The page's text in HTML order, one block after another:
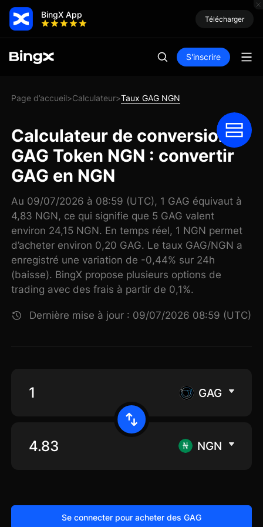
BingX App Télécharger
S'inscrire
Page d’accueil>Calculateur>Taux GAG NGN
Calculateur de conversion
GAG Token NGN : convertir
GAG en NGN
Au 09/07/2026 à 08:59 (UTC), 1 GAG équivaut à
4,83 NGN, ce qui signifie que 5 GAG valent
environ 24,15 NGN. En temps réel, 1 NGN permet
d’acheter environ 0,20 GAG. Le taux GAG/NGN a
enregistré une variation de -0,44% sur 24h
(baisse). BingX propose plusieurs options de
trading avec des frais à partir de 0,1%.
Dernière mise à jour : 09/07/2026 08:59 (UTC)
GAG
NGN
Se connecter pour acheter des GAG